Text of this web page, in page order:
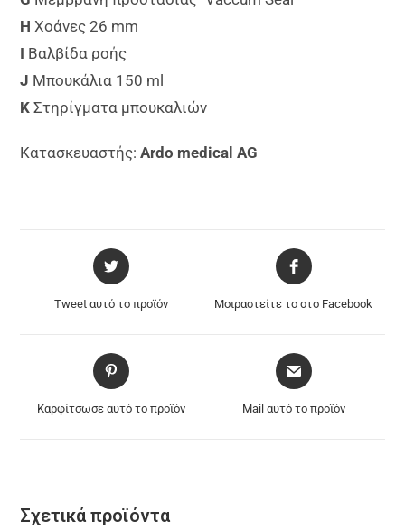
H Χοάνες 26 mm
I Βαλβίδα ροής
J Μπουκάλια 150 ml
K Στηρίγματα μπουκαλιών
Κατασκευαστής:Ardo medical AG
Tweet αυτό το προϊόν Μοιραστείτε το στο Facebook
Καρφίτσωσε αυτό το προϊόν Mail αυτό το προϊόν
Σχετικά προϊόντα